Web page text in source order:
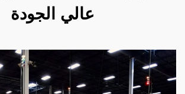
عالي الجودة